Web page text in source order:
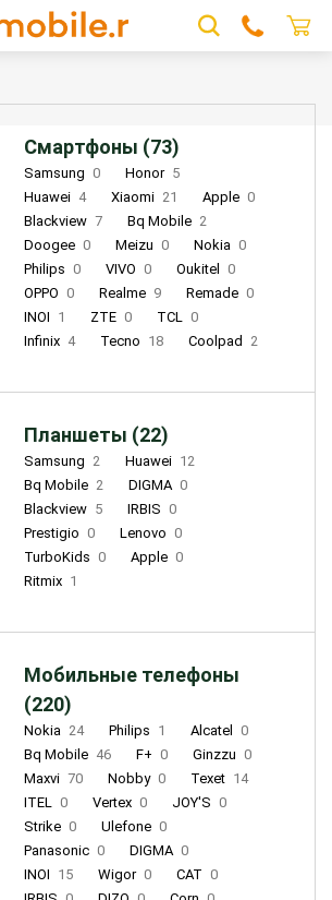
Смартфоны (73)
Samsung 0 Honor 5
Huawei 4 Xiaomi 21 Apple 0
Blackview 7 Bq Mobile 2
Doogee 0 Meizu 0 Nokia 0
Philips 0 VIVO 0 Oukitel
0
OPPO 0 Realme 9 Remade 0
INOI 1 ZTE 0 TCL 0
Infinix 4 Tecno 18 Coolpad 2
Планшеты (22)
Samsung 2 Huawei 12
Bq Mobile 2 DIGMA 0
Blackview 5 IRBIS 0
Prestigio 0 Lenovo 0
TurboKids 0 Apple 0
Ritmix 1
Мобильные телефоны
(220)
Nokia 24 Philips 1 Alcatel
0
Bq Mobile 46 F+ 0 Ginzzu 0
Maxvi 70 Nobby 0 Texet 14
ITEL 0 Vertex 0 JOY'S 0
Strike 0 Ulefone 0
Panasonic 0 DIGMA 0
INOI 15 Wigor 0 CAT 0